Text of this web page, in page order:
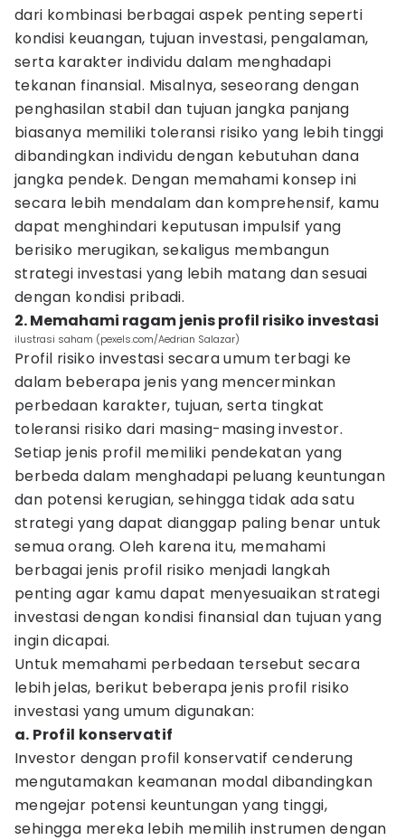
dari kombinasi berbagai aspek penting seperti
kondisi keuangan, tujuan investasi, pengalaman,
serta karakter individu dalam menghadapi
tekanan finansial. Misalnya, seseorang dengan
penghasilan stabil dan tujuan jangka panjang
biasanya memiliki toleransi risiko yang lebih tinggi
dibandingkan individu dengan kebutuhan dana
jangka pendek. Dengan memahami konsep ini
secara lebih mendalam dan komprehensif, kamu
dapat menghindari keputusan impulsif yang
berisiko merugikan, sekaligus membangun
strategi investasi yang lebih matang dan sesuai
dengan kondisi pribadi.
2. Memahami ragam jenis profil risiko investasi
ilustrasi saham (pexels.com/Aedrian Salazar)
Profil risiko investasi secara umum terbagi ke
dalam beberapa jenis yang mencerminkan
perbedaan karakter, tujuan, serta tingkat
toleransi risiko dari masing-masing investor.
Setiap jenis profil memiliki pendekatan yang
berbeda dalam menghadapi peluang keuntungan
dan potensi kerugian, sehingga tidak ada satu
strategi yang dapat dianggap paling benar untuk
semua orang. Oleh karena itu, memahami
berbagai jenis profil risiko menjadi langkah
penting agar kamu dapat menyesuaikan strategi
investasi dengan kondisi finansial dan tujuan yang
ingin dicapai.
Untuk memahami perbedaan tersebut secara
lebih jelas, berikut beberapa jenis profil risiko
investasi yang umum digunakan:
a. Profil konservatif
Investor dengan profil konservatif cenderung
mengutamakan keamanan modal dibandingkan
mengejar potensi keuntungan yang tinggi,
sehingga mereka lebih memilih instrumen dengan